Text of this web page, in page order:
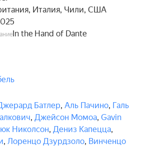
Италия, Чили, США
In the Hand of Dante
Батлер, Аль Пачино, Галь
, Джейсон Момоа, Gavin
Николсон, Дениз Капецца,
, Лоренцо Дзурдзоло, Винченцо